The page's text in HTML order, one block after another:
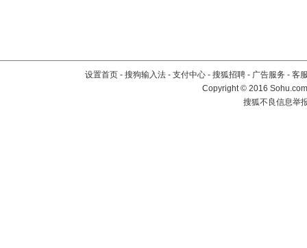
设置首页 - 搜狗输入法 - 支付中心 - 搜狐招聘 - 广告服务 - 客
Copyright©2016
搜狐不良信息举